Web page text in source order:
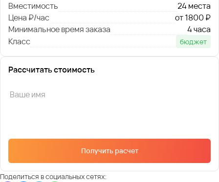
Вместимость
24 места
Цена ₽/час
от 1800 ₽
Минимальное время заказа
4 часа
Класс
бюджет
Рассчитать стоимость
Получить расчет
Поделиться в социальных сетях: